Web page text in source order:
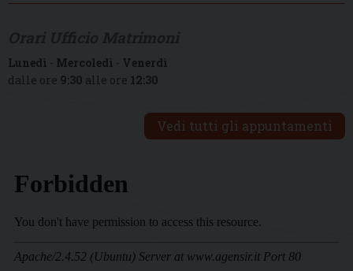
Lunedì - Mercoledì - Venerdì
dalle ore 9:30 alle ore 12:30
Vedi tutti gli appuntamenti